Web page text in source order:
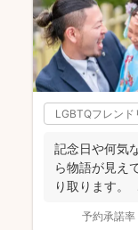
LGBTQフレンド
記念日や何気
ら物語が見え
り取ります。
予約承諾率